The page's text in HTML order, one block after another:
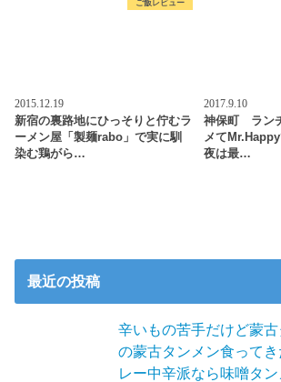
ご飯レビュー
2015.12.19
新宿の裏路地にひっそりと佇むラ
ーメン屋「製麺rabo」で実に馴
染む鶏がら…
2017.9.10
神保町 ラン
メて
夜は最…
最近の投稿
辛いもの苦手だけど蒙
の蒙古タンメン食って
レー中辛派なら味噌タ